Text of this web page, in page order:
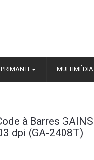
MULTIMÉDIA
à Barres
dpi (GA-2408T)